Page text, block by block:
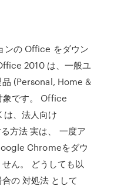
ンの Office をダウン
2010 は、一般ユ
(Personal, Home &
です。 Office
、法人向け
方法 実は、 一度ア
Chromeをダウ
ん。 どうしても以
の 対処法 として